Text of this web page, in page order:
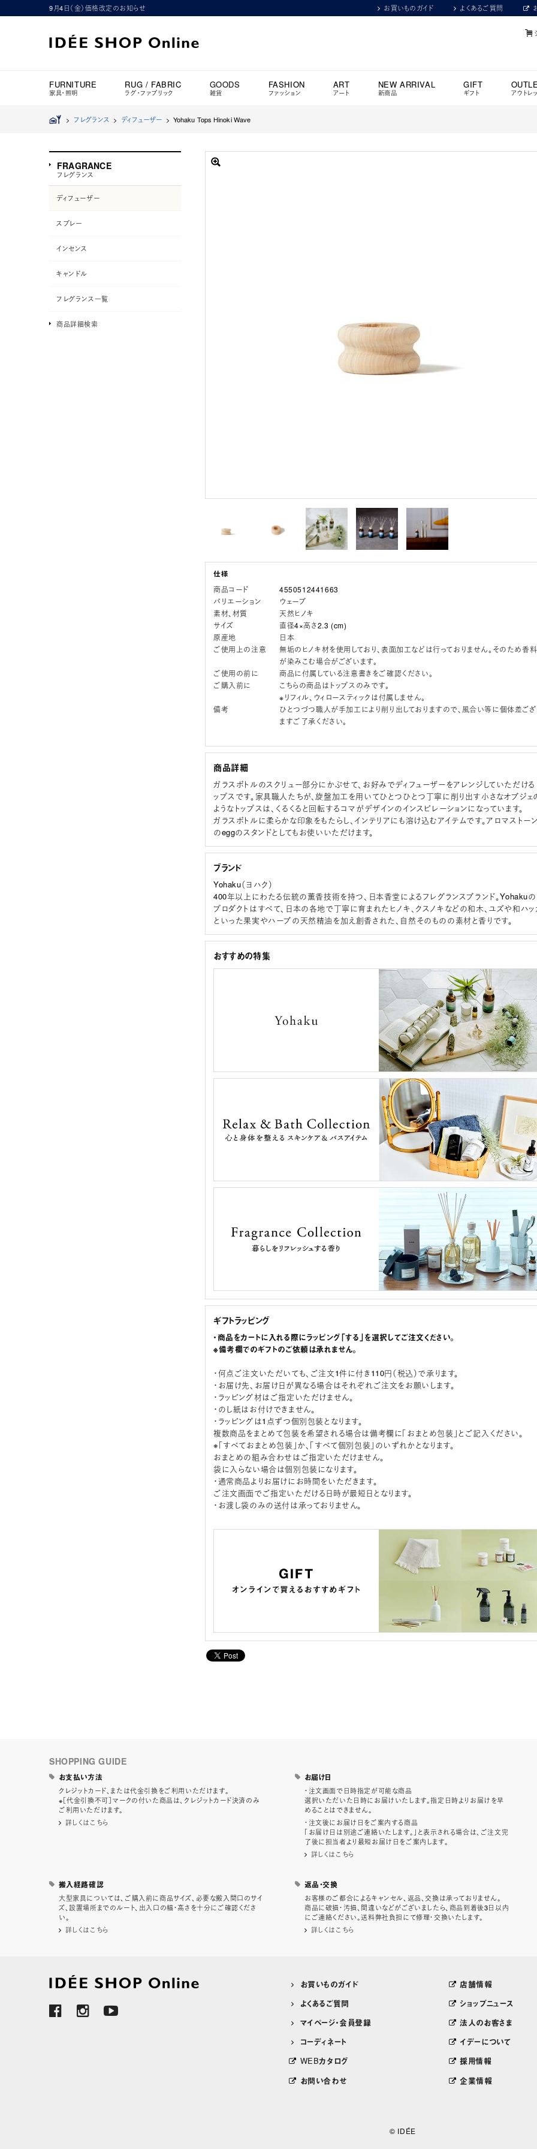
9月4日（金）価格改定のお知らせ お買いものガイド よくあるご質問
FURNITURE
家具・照明
RUG / FABRIC
ラグ・ファブリック
GOODS
雑貨
FASHION
ファッション
ART
アート
NEW ARRIVAL
新商品
GIFT
ギフト アウトレ
> フレグランス > ディフューザー > Yohaku Tops Hinoki Wave
商品コード
4550512441663
バリエーション
ウェーブ
素材、材質
天然ヒノキ
サイズ
直径4×高さ2.3 (cm)
原産地
日本
ご使用上の注意
無垢のヒノキ材を使用しており、表面加工などは行っておりません。そのため香料
が染みこむ場合がございます。
ご使用の前に
商品に付属している注意書きをご確認ください。
ご購入前に
こちらの商品はトップスのみです。
※リフィル、ウィロースティックは付属しません。
備考
ひとつづつ職人が手加工により削り出しておりますので、風合い等に個体差ご
ますご了承ください。
商品詳細
ガラスボトルのスクリュー部分にかぶせて、お好みでディフューザーをアレンジしていただける
ップスです。家具職人たちが、旋盤加工を用いてひとつひとつ丁寧に削り出す小さなオブジェ
ようなトップスは、くるくると回転するコマがデザインのインスピレーションになっています。
ガラスボトルに柔らかな印象をもたらし、インテリアにも溶け込むアイテムです。アロマストー
のeggのスタンドとしてもお使いいただけます。
ブランド
Yohaku（ヨハク）
400年以上にわたる伝統の薫香技術を持つ、日本香堂によるフレグランスブランド。Yohakuの
プロダクトはすべて、日本の各地で丁寧に育まれたヒノキ、クスノキなどの和木、ユズや和ハ
といった果実やハーブの天然精油を加え創香された、自然そのものの素材と香りです。
おすすめの特集
ギフトラッピング
・商品をカートに入れる際にラッピング「する」を選択してご注文ください。
※備考欄でのギフトのご依頼は承れません。
・何点ご注文いただいても、ご注文1件に付き110円（税込）で承ります。
・お届け先、お届け日が異なる場合はそれぞれご注文をお願いします。
・ラッピング材はご指定いただけません。
・のし紙はお付けできません。
・ラッピングは1点ずつ個別包装となります。
複数商品をまとめて包装を希望される場合は備考欄に「おまとめ包装」とご記入ください。
※「すべておまとめ包装」か、「すべて個別包装」のいずれかとなります。
おまとめの組み合わせはご指定いただけません。
袋に入らない場合は個別包装になります。
・通常商品よりお届けにお時間をいただきます。
ご注文画面でご指定いただける日時が最短日となります。
・お渡し袋のみの送付は承っておりません。
FRAGRANCE
フレグランス
ディフューザー
スプレー
インセンス
キャンドル
フレグランス一覧
商品詳細検索
SHOPPING GUIDE
お支払い方法
クレジットカード、または代金引換をご利用いただけます。
※［代金引換不可］マークの付いた商品は、クレジットカード決済のみ
ご利用いただけます。
詳しくはこちら
お届け日
・注文画面で日時指定が可能な商品
選択いただいた日時にお届けいたします。指定日時よりお届けを早
めることはできません。
・注文後にお届け日をご案内する商品
「お届け日は別途ご連絡いたします。」と表示される場合は、ご注文完
了後に担当者より最短お届け日をご案内します。
詳しくはこちら
搬入経路確認
大型家具については、ご購入前に商品サイズ、必要な搬入間口のサイ
ズ、設置場所までのルート、出入口の幅・高さを十分にご確認くださ
い。
詳しくはこちら
返品・交換
お客様のご都合によるキャンセル、返品、交換は承っておりません。
商品に破損・汚損、間違いなどがございましたら、商品到着後3日以内
にご連絡ください。送料弊社負担にて修理・交換いたします。
詳しくはこちら
お買いものガイド
よくあるご質問
マイページ・会員登録
コーディネート
WEBカタログ
お問い合わせ
店舗情報
ショップニュース
法人のお客さま
イデーについて
採用情報
企業情報
© IDÉE